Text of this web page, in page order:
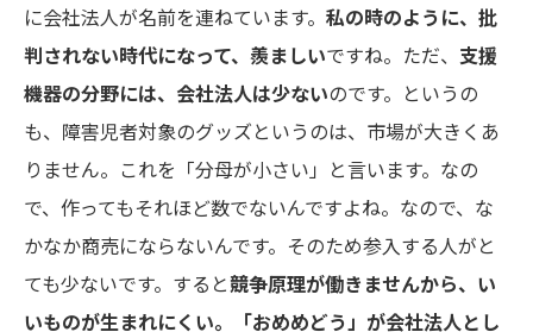
に会社法人が名前を連ねています。 私の時のように、批
判されない時代になって、羨ましいですね。ただ、 支援
機器の分野には、会社法人は少ないのです。というの
も、障害児者対象のグッズというのは、市場が大きくあ
りません。これを「分母が小さい」と言います。なの
で、作ってもそれほど数でないんですよね。なので、な
かなか商売にならないんです。そのため参入する人がと
ても少ないです。すると競争原理が働きませんから、い
いものが生まれにくい。
「おめめどう」が会社法人とし